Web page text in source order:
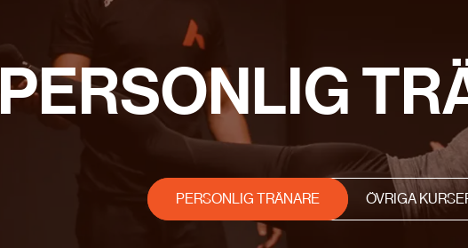
PERSONLIG
PERSONLIG TRÄNARE ÖVRIGA